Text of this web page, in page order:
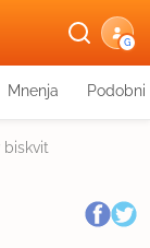
G
Mnenja
biskvit